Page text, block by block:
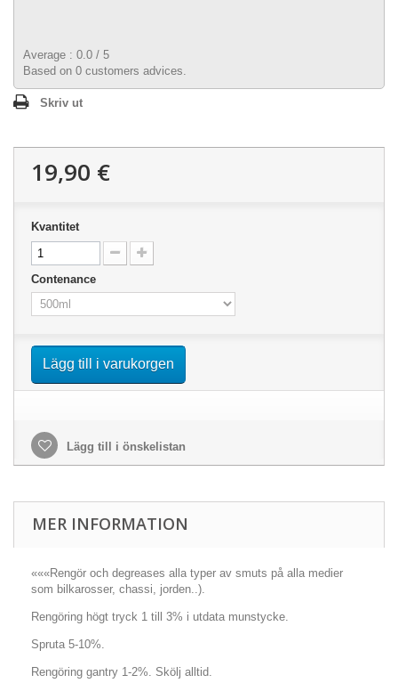
Average : 0.0 / 5
Based on 0 customers advices.
Skriv ut
19,90 €
Kvantitet
Contenance
Lägg till i varukorgen
Lägg till i önskelistan
MER INFORMATION
«««Rengör och degreases alla typer av smuts på alla medier
som bilkarosser, chassi, jorden..).
Rengöring högt tryck 1 till 3% i utdata munstycke.
Spruta 5-10%.
Rengöring gantry 1-2%. Skölj alltid.